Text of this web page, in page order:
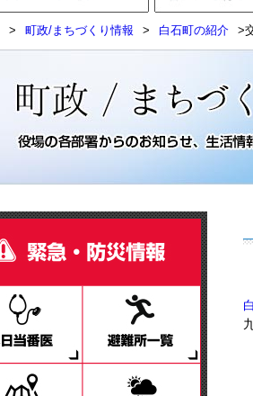
> 町政/まちづくり情報 > 白石町の紹介 >